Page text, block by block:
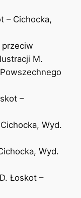
– Cichocka,
przeciw
M.
–
Wyd.
Wyd.
Łoskot –